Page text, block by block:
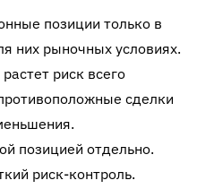
позиции только в
них рыночных условиях.
риск всего
сделки
позицией отдельно.
риск-контроль.